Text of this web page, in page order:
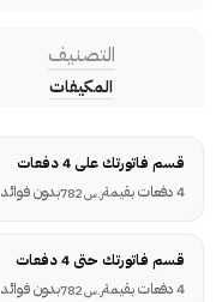
التصنيف
المكيفات
قسم فاتورتك على 4 دفعات
4 دفعات بقيمة
ر.س بدون فوائد
قسم فاتورتك حتى 4 دفعات
4 دفعات بقيمة
ر.س بدون فوائد